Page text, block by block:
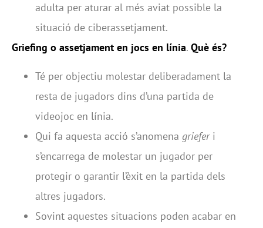
adulta per aturar al més aviat possible la
situació de ciberassetjament.
Griefing o assetjament en jocs en línia. Què és?
Té per objectiu molestar deliberadament la
resta de jugadors dins d’una partida de
videojoc en línia.
Qui fa aquesta acció s’anomena grieferi
s’encarrega de molestar un jugador per
protegir o garantir l’èxit en la partida dels
altres jugadors.
Sovint aquestes situacions poden acabar en